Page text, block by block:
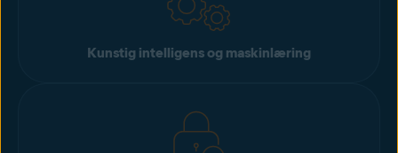
Kunstig intelligens og maskinlæring